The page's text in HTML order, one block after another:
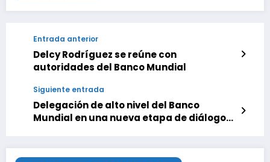
Entrada anterior
Delcy Rodríguez se reúne con
autoridades del Banco Mundial
Siguiente entrada
Delegación de alto nivel del Banco
Mundial en una nueva etapa de diálogo